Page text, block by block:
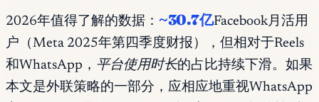
2026年值得了解的数据： ~30.7亿Facebook月活用
户（Meta 2025年第四季度财报），但相对于Reels
和WhatsApp， 平台使用时长的占比持续下滑。如果
本文是外联策略的一部分，应相应地重视WhatsApp